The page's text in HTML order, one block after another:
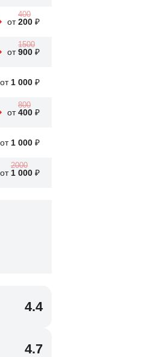
от
400
200 ₽
от
1500
900 ₽
от 1 000 ₽
от
800
400 ₽
от 1 000 ₽
от
2000
1 000 ₽
4.4
4.7